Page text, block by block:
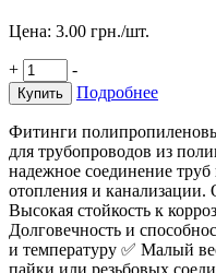
Цена: 3.00 грн./шт.
+ -
Купить Подробнее
Фитинги
для трубопроводов из
надежное соединение
отопления и канализации.
Высокая стойкость к
Долговечность и
и температуру ✅ Малый